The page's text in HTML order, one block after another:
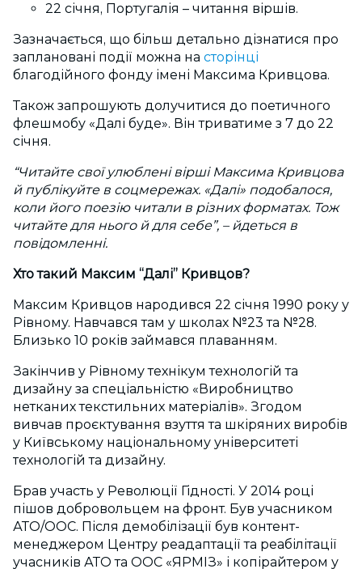
22 січня, Португалія – читання віршів.
Зазначається, що більш детально дізнатися про
заплановані події можна на сторінці
благодійного фонду імені Максима Кривцова.
Також запрошують долучитися до поетичного
флешмобу «Далі буде». Він триватиме з 7 до 22
січня.
“Читайте свої улюблені вірші Максима Кривцова
й публікуйте в соцмережах. «Далі» подобалося,
коли його поезію читали в різних форматах. Тож
читайте для нього й для себе”, – йдеться в
повідомленні.
Хто такий Максим “Далі” Кривцов?
Максим Кривцов народився 22 січня 1990 року у
Рівному. Навчався там у школах №23 та №28.
Близько 10 років займався плаванням.
Закінчив у Рівному технікум технологій та
дизайну за спеціальністю «Виробництво
нетканих текстильних матеріалів». Згодом
вивчав проєктування взуття та шкіряних виробів
у Київському національному університеті
технологій та дизайну.
Брав участь у Революції Гідності. У 2014 році
пішов добровольцем на фронт. Був учасником
АТО/ООС. Після демобілізації був контент-
менеджером Центру реадаптації та реабілітації
учасників АТО та ООС «ЯРМІЗ» і копірайтером у